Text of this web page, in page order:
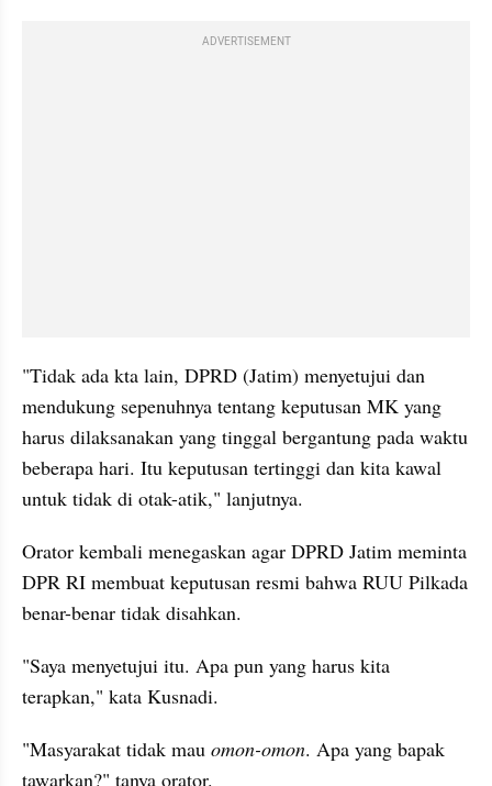
ADVERTISEMENT
"Tidak ada kta lain, DPRD (Jatim) menyetujui dan
mendukung sepenuhnya tentang keputusan MK yang
harus dilaksanakan yang tinggal bergantung pada waktu
beberapa hari. Itu keputusan tertinggi dan kita kawal
untuk tidak di otak-atik," lanjutnya.
Orator kembali menegaskan agar DPRD Jatim meminta
DPR RI membuat keputusan resmi bahwa RUU Pilkada
benar-benar tidak disahkan.
"Saya menyetujui itu. Apa pun yang harus kita
terapkan," kata Kusnadi.
"Masyarakat tidak mau omon-omon. Apa yang bapak
tawarkan?" tanya orator.